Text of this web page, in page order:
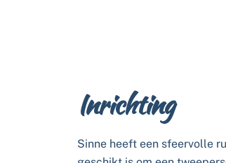
Inrichting
Sinne heeft een sfeervolle